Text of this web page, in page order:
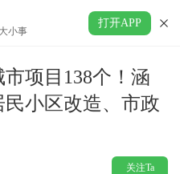
小事
打开APP
项目138个！涵
小区改造、市政
关注Ta